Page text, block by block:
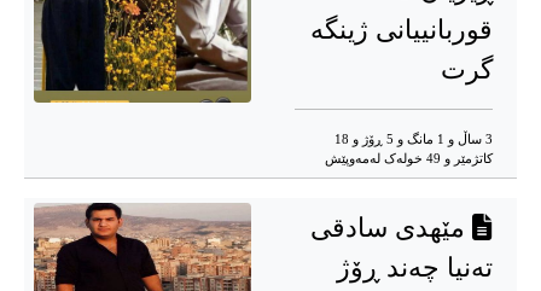
قوربانییانی ژینگە
گرت
3 ساڵ و 1 مانگ و 5 ڕۆژ و 18
کاتژمێر و 49 خوله‌ک له‌مه‌وپێش‌
مێهدی سادقی
تەنیا چەند ڕۆژ